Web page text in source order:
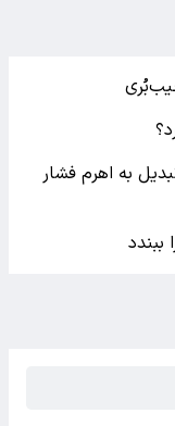
تبدیل به اهرم فشار
ببندد